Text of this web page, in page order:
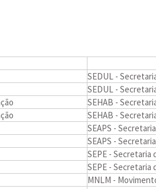
SEDUL -
SEDUL -
SEHAB -
SEHAB -
SEAPS -
SEAPS -
SEPE - Secretaria
SEPE - Secretaria
MNLM -